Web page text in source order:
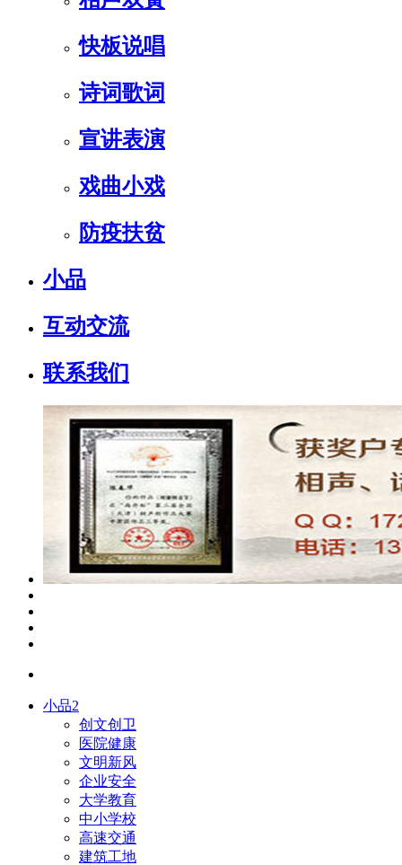
快板说唱
诗词歌词
宣讲表演
戏曲小戏
防疫扶贫
小品
互动交流
联系我们
小品2
创文创卫
医院健康
文明新风
企业安全
大学教育
中小学校
高速交通
建筑工地